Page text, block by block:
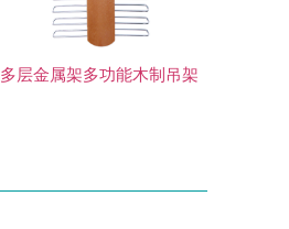
多层金属架多功能木制吊架